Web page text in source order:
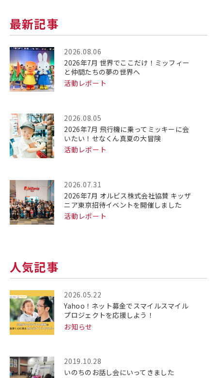
最新記事
2026.08.06
2026年7月 世界でここだけ！ミッフィー
と仲間たちの夢の世界へ
活動レポート
2026.08.05
2026年7月 飛行機に乗ってミッキーに会
いたい！せなくん真夏の大冒険
活動レポート
2026.07.31
2026年7月 オルビス株式会社協賛 キッザ
ニア東京招待イベントを開催しました
活動レポート
人気記事
2026.05.22
Yahoo！ネット募金でスマイルスマイル
プロジェクトを応援しよう！
お知らせ
2019.10.28
いのちのお話し会にいってきました